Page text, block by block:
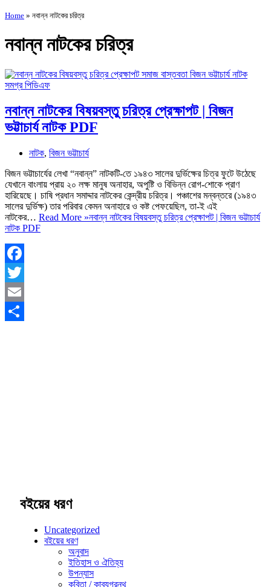
Home » নবান্ন নাটকের চরিত্র
নবান্ন নাটকের চরিত্র
নবান্ন নাটকের বিষয়বস্তু চরিত্র প্রেক্ষাপট | বিজন
ভট্টাচার্য নাটক PDF
নাটক, বিজন ভট্টাচার্য
বিজন ভট্টাচার্যের লেখা “নবান্ন” নাটকটি-তে ১৯৪৩ সালের দুর্ভিক্ষের চিত্র ফুটে উঠেছে
যেখানে বাংলায় প্রায় ২০ লক্ষ মানুষ অনাহার, অপুষ্টি ও বিভিন্ন রোগ-শোকে প্রাণ
হারিয়েছে। চাষি প্রধান সমাদ্দার নাটকের কেন্দ্রীয় চরিত্র। পঞ্চাশের মন্বন্তরে (১৯৪৩
সালের দুর্ভিক্ষ) তার পরিবার কেমন অনাহারে ও কষ্ট পেফয়েছিল, তা-ই এই
নাটকের… Read More »নবান্ন নাটকের বিষয়বস্তু চরিত্র প্রেক্ষাপট | বিজন ভট্টাচার্য
নাটক PDF
Facebook
Twitter
Email
বইয়ের ধরণ
Uncategorized
বইয়ের ধরণ
অনুবাদ
ইতিহাস ও ঐতিহ্য
উপন্যাস
কবিতা / কাব্যগ্রন্থ